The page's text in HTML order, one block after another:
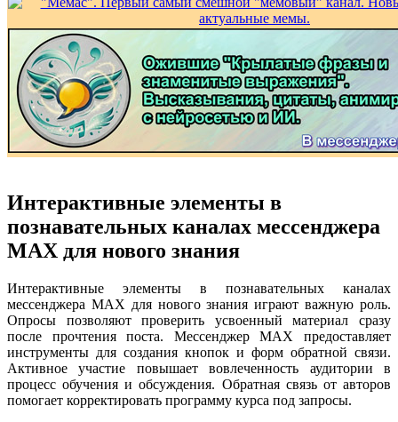
Интерактивные элементы в
познавательных каналах мессенджера
MAX для нового знания
Интерактивные элементы в познавательных каналах
мессенджера MAX для нового знания играют важную роль.
Опросы позволяют проверить усвоенный материал сразу
после прочтения поста. Мессенджер MAX предоставляет
инструменты для создания кнопок и форм обратной связи.
Активное участие повышает вовлеченность аудитории в
процесс обучения и обсуждения. Обратная связь от авторов
помогает корректировать программу курса под запросы.